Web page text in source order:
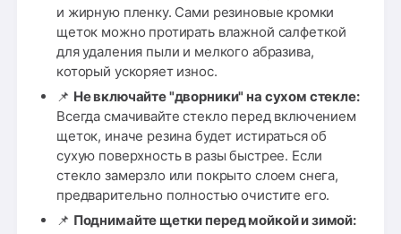
и жирную пленку. Сами резиновые кромки
щеток можно протирать влажной салфеткой
для удаления пыли и мелкого абразива,
который ускоряет износ.
📌 Не включайте "дворники" на сухом стекле:
Всегда смачивайте стекло перед включением
щеток, иначе резина будет истираться об
сухую поверхность в разы быстрее. Если
стекло замерзло или покрыто слоем снега,
предварительно полностью очистите его.
📌 Поднимайте щетки перед мойкой и зимой: